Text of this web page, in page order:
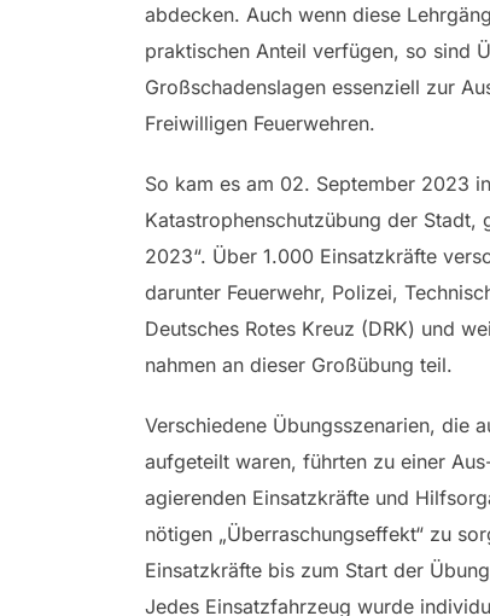
abdecken. Auch wenn diese
praktischen Anteil verfügen, so sind
Großschadenslagen essenziell zur
Freiwilligen Feuerwehren.
So kam es am 02. September 2023
Katastrophenschutzübung der Stadt,
2023“. Über 1.000 Einsatzkräfte
darunter Feuerwehr, Polizei,
Deutsches Rotes Kreuz (DRK) und
nahmen an dieser Großübung teil.
Verschiedene Übungsszenarien, die
aufgeteilt waren, führten zu einer
agierenden Einsatzkräfte und
nötigen „Überraschungseffekt“ zu
Einsatzkräfte bis zum Start der
Jedes Einsatzfahrzeug wurde